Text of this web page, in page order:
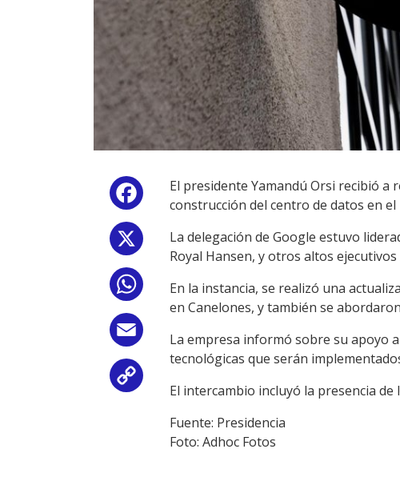
Facebook
WhatsApp
Email
El presidente Yamandú Orsi recibió a
construcción del centro de datos en
La delegación de Google estuvo
Royal Hansen, y otros altos ejecutivos
En la instancia, se realizó una
en Canelones, y también se
La empresa informó sobre su apoyo
tecnológicas que serán
El intercambio incluyó la presencia de
Fuente: Presidencia
Foto: Adhoc Fotos